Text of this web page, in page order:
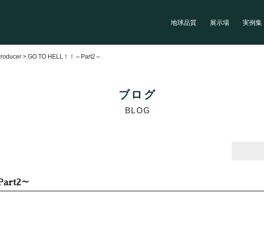
地球品質 展示場 実例集
>GO TO HELL！！～Part2～
ブログ
BLOG
～